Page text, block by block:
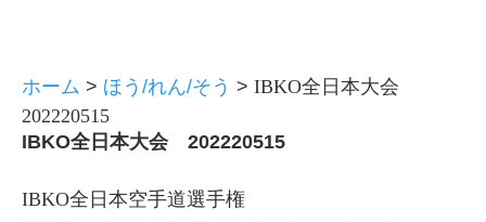
ホーム > ほう/れん/そう > IBKO全日本大会
202220515
IBKO全日本大会 202220515
IBKO全日本空手道選手権